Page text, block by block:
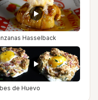
Hasselback
de Huevo